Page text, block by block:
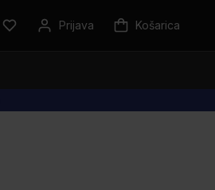
Prijava Košarica